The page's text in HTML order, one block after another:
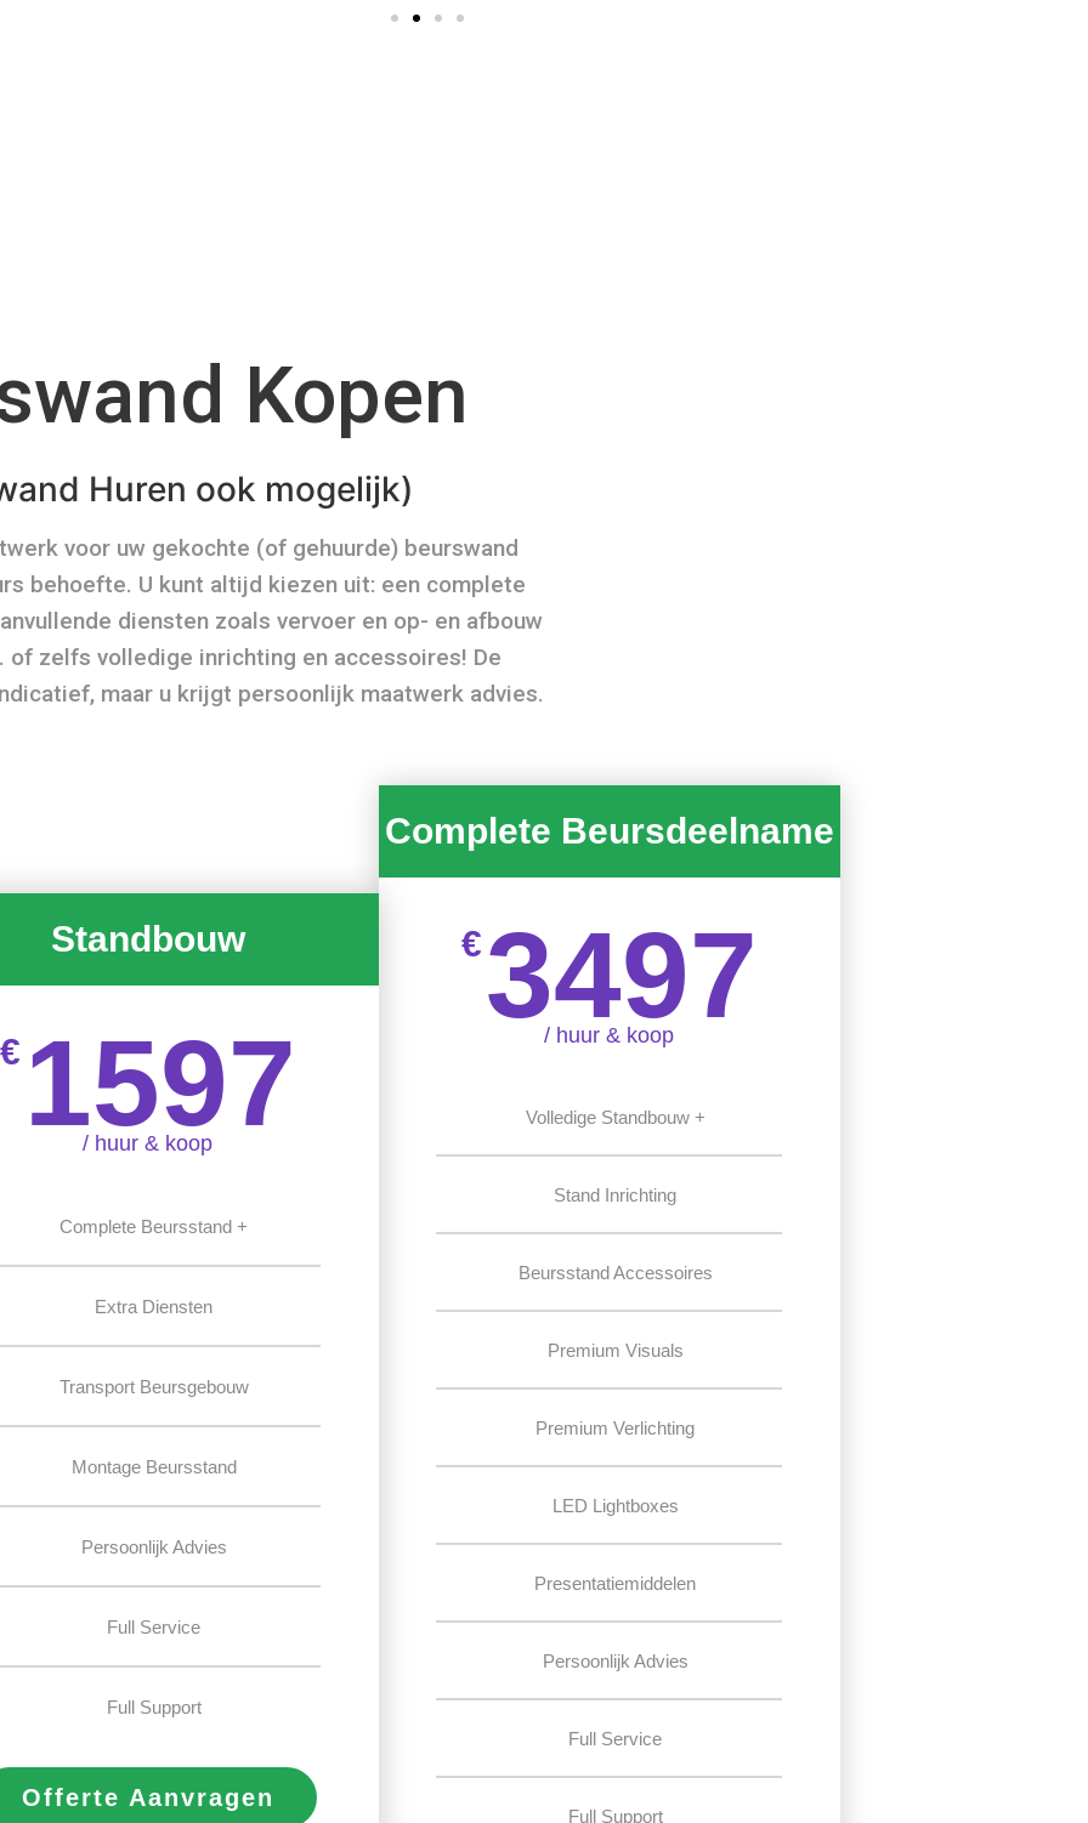
Kopen
Huren ook mogelijk)
voor uw gekochte (of gehuurde) beurswand
behoefte. U kunt altijd kiezen uit: een complete
diensten zoals vervoer en op- en afbouw
of zelfs volledige inrichting en accessoires! De
maar u krijgt persoonlijk maatwerk advies.
Standbouw
€ 1597
/ huur & koop
Complete Beursstand +
Extra Diensten
Transport Beursgebouw
Montage Beursstand
Persoonlijk Advies
Full Service
Full Support
Offerte Aanvragen
Complete Beursdeelname
€3497
/ huur & koop
Volledige Standbouw +
Stand Inrichting
Beursstand Accessoires
Premium Visuals
Premium Verlichting
LED Lightboxes
Presentatiemiddelen
Persoonlijk Advies
Full Service
Full Support